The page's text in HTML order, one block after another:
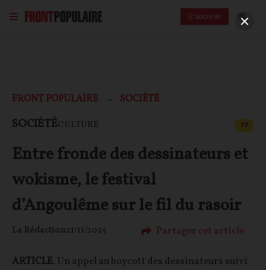
S'abonner
FRONT POPULAIRE SOCIÉTÉ
SOCIÉTÉCULTURE FP
Entre fronde des dessinateurs et
wokisme, le festival
d’Angoulême sur le fil du rasoir
La Rédaction21/11/2025 Partager cet article
ARTICLE. Un appel au boycott des dessinateurs suivi